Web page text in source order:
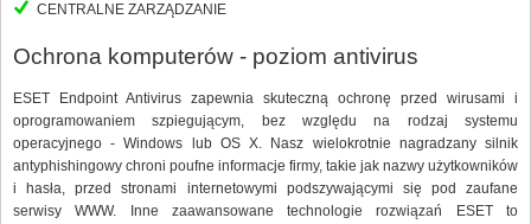
CENTRALNE ZARZĄDZANIE
Ochrona komputerów - poziom antivirus
ESET Endpoint Antivirus zapewnia skuteczną ochronę przed wirusami i
oprogramowaniem szpiegującym, bez względu na rodzaj systemu
operacyjnego - Windows lub OS X. Nasz wielokrotnie nagradzany silnik
antyphishingowy chroni poufne informacje firmy, takie jak nazwy użytkowników
i hasła, przed stronami internetowymi podszywającymi się pod zaufane
serwisy WWW. Inne zaawansowane technologie rozwiązań ESET to